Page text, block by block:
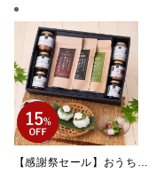
【感謝祭セール】おうちで